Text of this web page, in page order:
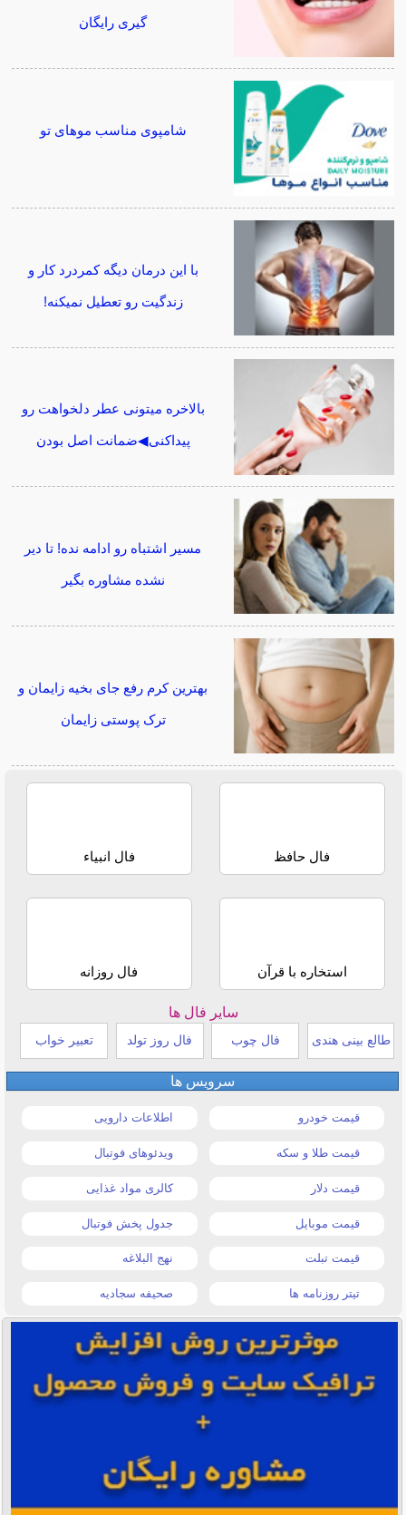
گیری رایگان
شامپوی مناسب موهای تو
با این درمان دیگه کمردرد کار و
زندگیت رو تعطیل نمیکنه!
بالاخره میتونی عطر دلخواهت رو
پیداکنی◀ضمانت اصل بودن
مسیر اشتباه رو ادامه نده! تا دیر
نشده مشاوره بگیر
بهترین کرم رفع جای بخیه زایمان و
ترک پوستی زایمان
فال حافظ فال انبیاء
استخاره با قرآن فال روزانه
سایر فال ها
طالع بینی هندی فال چوب فال روز تولد تعبیر خواب
سرویس ها
قیمت خودرو اطلاعات دارویی
قیمت طلا و سکه ویدئوهای فوتبال
قیمت دلار کالری مواد غذایی
قیمت موبایل جدول پخش فوتبال
قیمت تبلت نهج البلاغه
تیتر روزنامه ها صحیفه سجادیه